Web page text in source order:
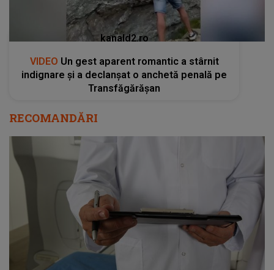
kanald2.ro
VIDEO Un gest aparent romantic a stârnit
indignare și a declanșat o anchetă penală pe
Transfăgărășan
RECOMANDĂRI